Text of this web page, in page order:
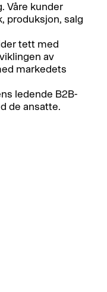
Våre kunder
produksjon, salg
tett med
av
markedets
ledende B2B-
de ansatte.